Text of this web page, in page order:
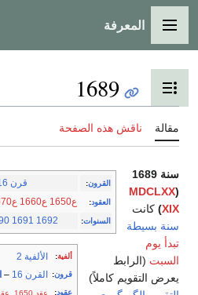
القائمة الرئيسية
المعرفة
تبديل عرض جدول المحتويات
1689
مقالة ناقش هذه الصفحة
القرون: قرن 16
العقود: ع1650 ع1660 ع1670
السنوات:
1691 1692
ألفية: الألفية 2
قرون: القرن 16 –
عقود: عقد 1650 عقد
سنة 1689
(
MDCLXX
XIX
) كانت
سنة بسيطة
تبدأ يوم
السبت (الرابط
يعرض التقويم كاملاً)